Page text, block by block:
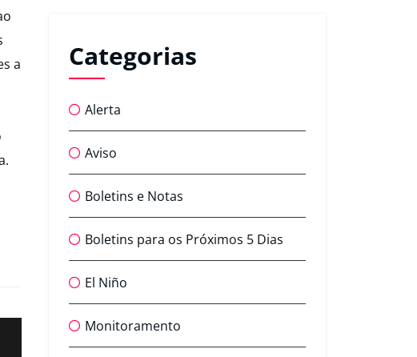
a
Categorias
Alerta
Aviso
Boletins e Notas
Boletins para os Próximos 5 Dias
El Niño
Monitoramento